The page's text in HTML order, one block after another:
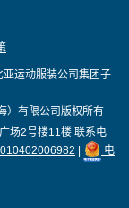
运动服装公司集团子
）有限公司版权所有
场2号楼11楼 联系电
电